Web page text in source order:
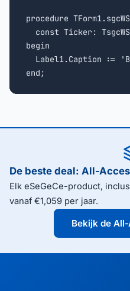
procedure
const Ticker:
begin
Label1.Caption :=
end;
De beste deal: All-
Elk eSeGeCe-product,
vanaf €1,059 per jaar.
Bekijk de